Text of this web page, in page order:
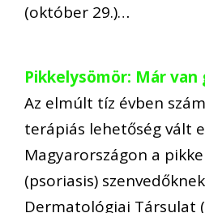
(október 29.)…
Pikkelysömör: Már van
Az elmúlt tíz évben
terápiás lehetőség vált
Magyarországon a
(psoriasis)
Dermatológiai Társulat